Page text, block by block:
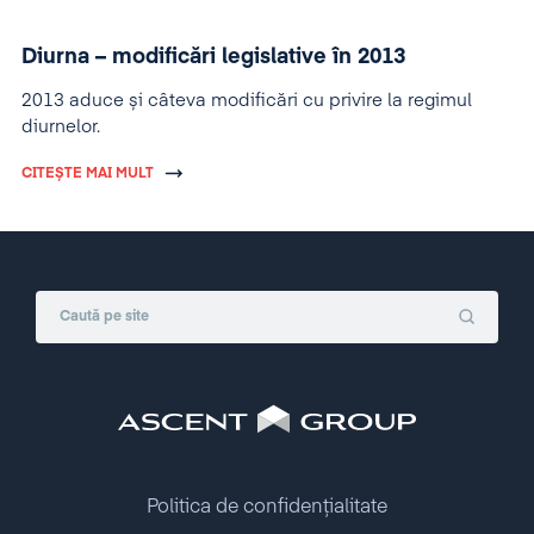
Diurna – modificări legislative în 2013
2013 aduce și câteva modificări cu privire la regimul
diurnelor.
CITEȘTE MAI MULT
Politica de confidențialitate